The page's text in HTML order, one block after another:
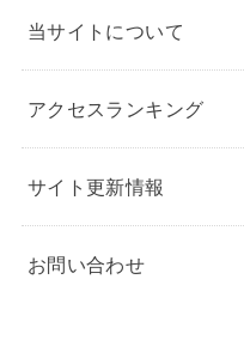
当サイトについて
アクセスランキング
サイト更新情報
お問い合わせ